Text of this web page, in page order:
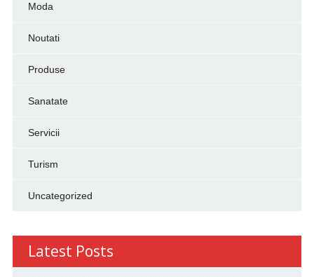
Moda
Noutati
Produse
Sanatate
Servicii
Turism
Uncategorized
Latest Posts